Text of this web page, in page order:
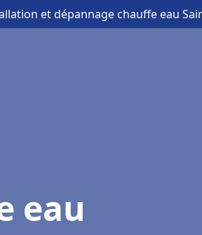
et dépannage chauffe eau
eau